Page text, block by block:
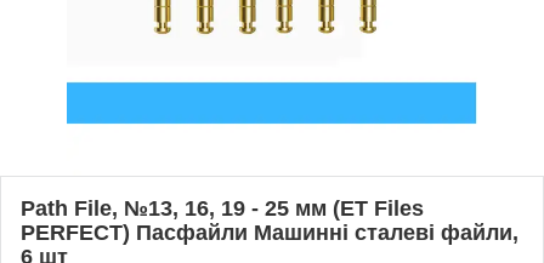
Path File, №13, 16, 19 - 25 мм (ET Files
PERFECT) Пасфайли Машинні сталеві файли,
6 шт